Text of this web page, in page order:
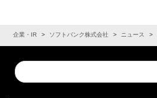
企業・IR ソフトバンク株式会社 ニュース
Conduct
a